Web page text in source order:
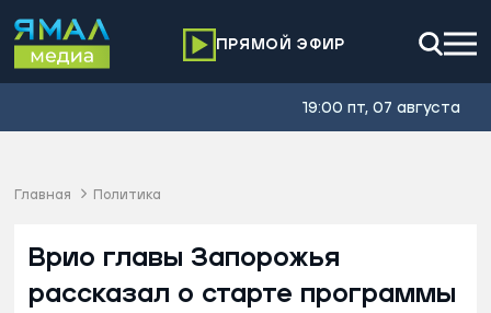
ПРЯМОЙ ЭФИР
19:00 пт, 07 августа
Главная Политика
Врио главы Запорожья
рассказал о старте программы